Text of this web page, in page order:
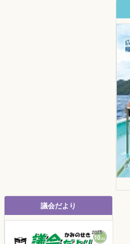
議会だより